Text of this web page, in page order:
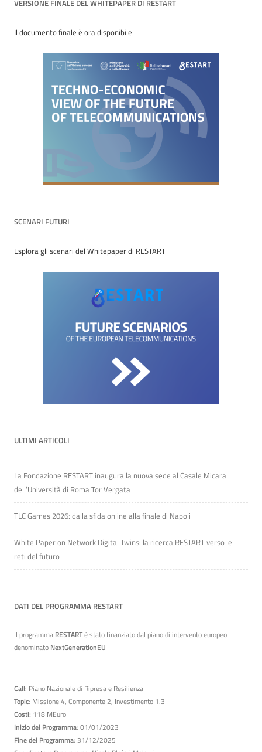
VERSIONE FINALE DEL WHITEPAPER DI RESTART
Il documento finale è ora disponibile
SCENARI FUTURI
Esplora gli scenari del Whitepaper di RESTART
ULTIMI ARTICOLI
La Fondazione RESTART inaugura la nuova sede al Casale Micara
dell’Università di Roma Tor Vergata
TLC Games 2026: dalla sfida online alla finale di Napoli
White Paper on Network Digital Twins: la ricerca RESTART verso le
reti del futuro
DATI DEL PROGRAMMA RESTART
Il programma RESTARTè stato finanziato dal piano di intervento europeo
denominato NextGenerationEU
Call: Piano Nazionale di Ripresa e Resilienza
Topic: Missione 4, Componente 2, Investimento 1.3
Costi: 118 MEuro
Inizio del Programma: 01/01/2023
Fine del Programma: 31/12/2025